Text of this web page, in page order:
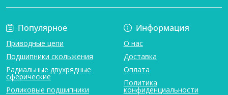
Популярное
Приводные цепи
Подшипники скольжения
Радиальные двухрядные
сферические
Роликовые подшипники
Информация
О нас
Доставка
Оплата
Политика
конфиденциальности